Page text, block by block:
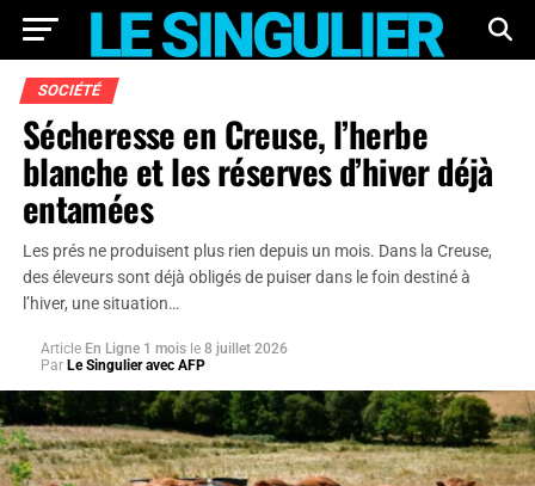
SOCIÉTÉ
Sécheresse en Creuse, l’herbe
blanche et les réserves d’hiver déjà
entamées
Les prés ne produisent plus rien depuis un mois. Dans la Creuse,
des éleveurs sont déjà obligés de puiser dans le foin destiné à
l’hiver, une situation…
Article En Ligne 1 mois le 8 juillet 2026
Par Le Singulier avec AFP